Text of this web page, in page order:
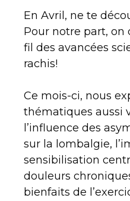
En Avril, ne te
Pour notre part, on
fil des avancées
rachis!
Ce mois-ci, nous
thématiques aussi
l’influence des
sur la lombalgie,
sensibilisation
douleurs
bienfaits de